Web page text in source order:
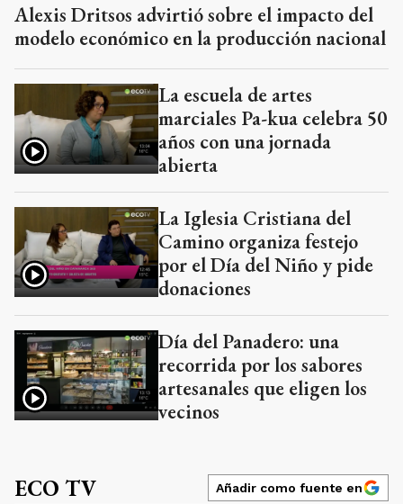
Alexis Dritsos advirtió sobre el impacto del
modelo económico en la producción nacional
La escuela de artes
marciales Pa-kua celebra 50
años con una jornada
abierta
La Iglesia Cristiana del
Camino organiza festejo
por el Día del Niño y pide
donaciones
Día del Panadero: una
recorrida por los sabores
artesanales que eligen los
vecinos
ECO TV Añadir como fuente en